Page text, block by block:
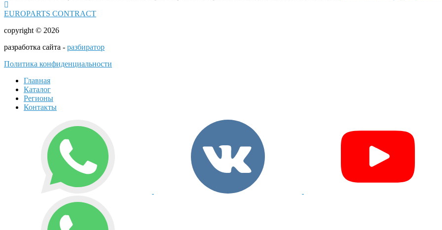
EUROPARTS CONTRACT
copyright © 2026
разработка сайта - разбиратор
Политика конфиденциальности
Главная
Каталог
Регионы
Контакты